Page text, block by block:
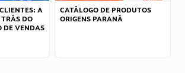
A
DO
DE VENDAS
CATÁLOGO DE PRODUTOS
ORIGENS PARANÁ